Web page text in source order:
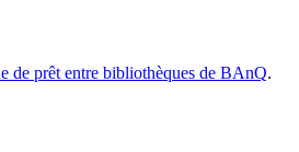
de prêt entre bibliothèques de BAnQ.